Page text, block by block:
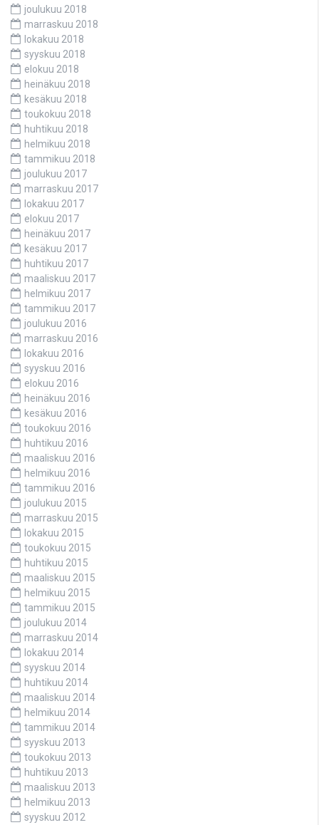
joulukuu 2018
marraskuu 2018
lokakuu 2018
syyskuu 2018
elokuu 2018
heinäkuu 2018
kesäkuu 2018
toukokuu 2018
huhtikuu 2018
helmikuu 2018
tammikuu 2018
joulukuu 2017
marraskuu 2017
lokakuu 2017
elokuu 2017
heinäkuu 2017
kesäkuu 2017
huhtikuu 2017
maaliskuu 2017
helmikuu 2017
tammikuu 2017
joulukuu 2016
marraskuu 2016
lokakuu 2016
syyskuu 2016
elokuu 2016
heinäkuu 2016
kesäkuu 2016
toukokuu 2016
huhtikuu 2016
maaliskuu 2016
helmikuu 2016
tammikuu 2016
joulukuu 2015
marraskuu 2015
lokakuu 2015
toukokuu 2015
huhtikuu 2015
maaliskuu 2015
helmikuu 2015
tammikuu 2015
joulukuu 2014
marraskuu 2014
lokakuu 2014
syyskuu 2014
huhtikuu 2014
maaliskuu 2014
helmikuu 2014
tammikuu 2014
syyskuu 2013
toukokuu 2013
huhtikuu 2013
maaliskuu 2013
helmikuu 2013
syyskuu 2012